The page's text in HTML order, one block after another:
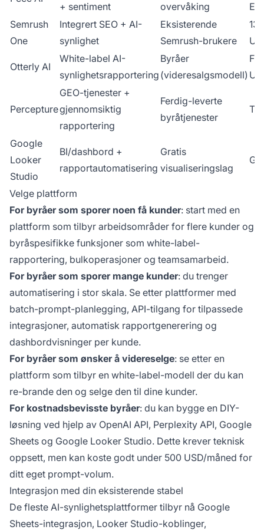
+ sentiment overvåking
Semrush
One
Integrert SEO + AI-
synlighet
Eksisterende
Semrush-brukere
Otterly AI
White-label AI-
synlighetsrapportering
Byråer
(videresalgsmodell)
Percepture
GEO-tjenester +
gjennomsiktig
rapportering
Ferdig-leverte
byråtjenester
Google
Looker
Studio
BI/dashbord +
rapportautomatisering
Gratis
visualiseringslag
Velge plattform
For byråer som sporer noen få kunder: start med en
plattform som tilbyr arbeidsområder for flere kunder og
byråspesifikke funksjoner som white-label-
rapportering, bulkoperasjoner og teamsamarbeid.
For byråer som sporer mange kunder: du trenger
automatisering i stor skala. Se etter plattformer med
batch-prompt-planlegging, API-tilgang for tilpassede
integrasjoner, automatisk rapportgenerering og
dashbordvisninger per kunde.
For byråer som ønsker å videreselge: se etter en
plattform som tilbyr en white-label-modell der du kan
re-brande den og selge den til dine kunder.
For kostnadsbevisste byråer: du kan bygge en DIY-
løsning ved hjelp av OpenAI API, Perplexity API, Google
Sheets og Google Looker Studio. Dette krever teknisk
oppsett, men kan koste godt under 500 USD/måned for
ditt eget prompt-volum.
Integrasjon med din eksisterende stabel
De fleste AI-synlighetsplattformer tilbyr nå Google
Sheets-integrasjon, Looker Studio-koblinger,